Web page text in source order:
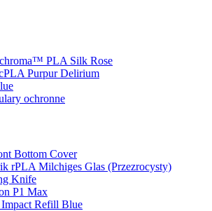
PLA Silk Rose
Purpur Delirium
ochronne
Bottom Cover
rPLA Milchiges Glas (Przezrocysty)
Knife
P1 Max
Refill Blue